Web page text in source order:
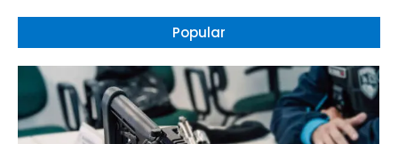
Popular